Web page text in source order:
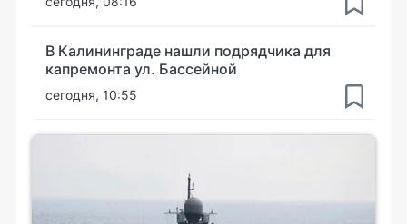
В Калининграде нашли подрядчика для
капремонта ул. Бассейной
сегодня, 10:55